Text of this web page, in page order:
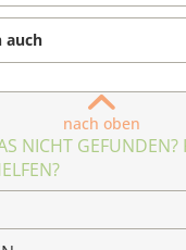
auch
nach oben
NICHT